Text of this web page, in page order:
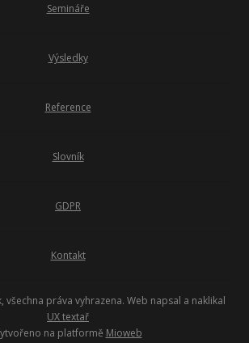
Semináře
Výsledky
Reference
Slovník
GDPR
Kontakt
všechna práva vyhrazena. Web napsal a naklikal
UX textař
na platformě Mioweb